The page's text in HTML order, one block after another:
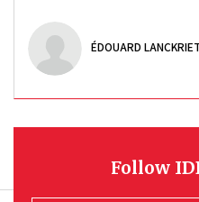
ÉDOUARD
Follow